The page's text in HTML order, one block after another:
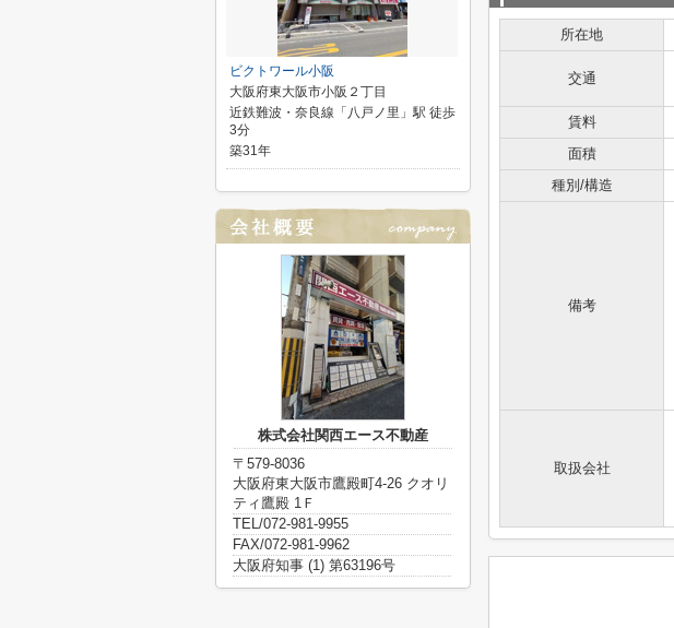
所在地
交通
賃料
面積
種別/構造
備考
取扱会社
ビクトワール小阪
大阪府東大阪市小阪２丁目
近鉄難波・奈良線「八戸ノ里」駅 徒歩
3分
築31年
株式会社関西エース不動産
〒579-8036
大阪府東大阪市鷹殿町4-26 クオリ
ティ鷹殿 1Ｆ
TEL/072-981-9955
FAX/072-981-9962
大阪府知事 (1) 第63196号